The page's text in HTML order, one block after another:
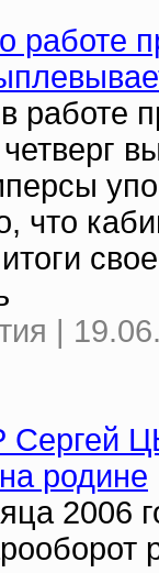
работе
работе
что
|
Сергей
родине
2006